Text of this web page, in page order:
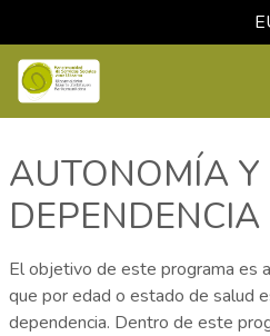
AUTONOMÍA Y
DEPENDENCIA
El objetivo de este programa es
que por edad o estado de salud
dependencia. Dentro de este